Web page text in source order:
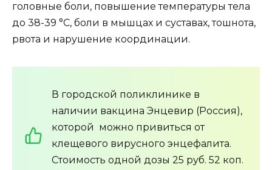
головные боли, повышение температуры тела
до 38-39 °C, боли в мышцах и суставах, тошнота,
рвота и нарушение координации.
В городской поликлинике в
наличии вакцина Энцевир (Россия),
которой можно привиться от
клещевого вирусного энцефалита.
Стоимость одной дозы 25 руб. 52 коп.